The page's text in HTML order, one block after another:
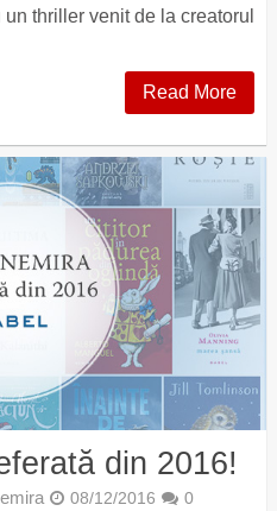
thriller venit de la creatorul
Read More
din 2016!
08/12/2016 0